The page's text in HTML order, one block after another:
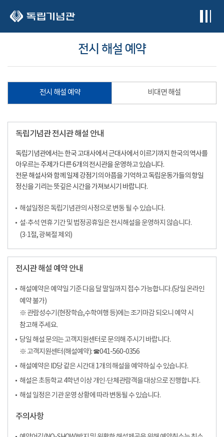
전시 해설 예약
전시 해설 예약 비대면 해설
독립기념관 전시관 해설 안내
독립기념관에서는 한국 고대사에서 근대사에서 이르기까지 한국의 역사를
아우르는 주제가 다른 6개의 전시관을 운영하고 있습니다.
전문 해설사와 함께 일제 강점기의 아픔을 기억하고 독립운동가들의 항일
정신을 기리는 뜻깊은 시간을 가져보시기 바랍니다.
해설일정은 독립기념관의 사정으로 변동 될 수 있습니다.
설·추석 연휴 기간 및 법정공휴일은 전시해설을 운영하지 않습니다.
(3·1절, 광복절 제외)
전시관 해설 예약 안내
해설예약은 예약일 기준 다음 달 말일까지 접수 가능합니다.(당일 온라인
예약 불가)
※ 관람성수기(현장학습,수학여행 등)에는 조기마감 되오니 예약 시
참고해 주세요.
당일 해설 문의는 고객지원센터로 문의해 주시기 바랍니다.
※ 고객지원센터(해설예약): ☎041-560-0356
해설예약은 ID당 같은 시간대 1개의 해설을 예약하실 수 있습니다.
해설은 초등학교 4학년 이상 개인·단체관람객을 대상으로 진행합니다.
해설 일정은 기관 운영 상황에 따라 변동될 수 있습니다.
주의사항